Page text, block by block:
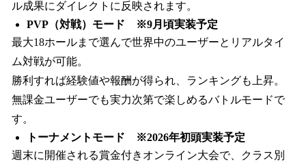
ル成果にダイレクトに反映されます。
PVP（対戦）モード ※9月頃実装予定
最大18ホールまで選んで世界中のユーザーとリアルタイ
ム対戦が可能。
勝利すれば経験値や報酬が得られ、ランキングも上昇。
無課金ユーザーでも実力次第で楽しめるバトルモードで
す。
トーナメントモード ※2026年初頭実装予定
週末に開催される賞金付きオンライン大会で、クラス別